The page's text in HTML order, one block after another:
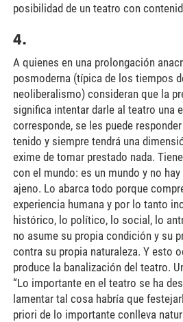
posibilidad de un teatro con
4.
A quienes en una prolongación
posmoderna (típica de los tiempos
neoliberalismo) consideran que la
significa intentar darle al teatro una
corresponde, se les puede
tenido y siempre tendrá una
exime de tomar prestado nada.
con el mundo: es un mundo y no
ajeno. Lo abarca todo porque
experiencia humana y por lo tanto
histórico, lo político, lo social, lo
no asume su propia condición y su
contra su propia naturaleza. Y esto
produce la banalización del teatro.
“Lo importante en el teatro se ha
lamentar tal cosa habría que
priori de lo importante conlleva